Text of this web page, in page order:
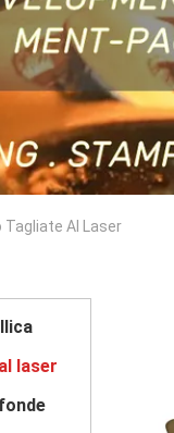
Tagliate Al Laser
laser